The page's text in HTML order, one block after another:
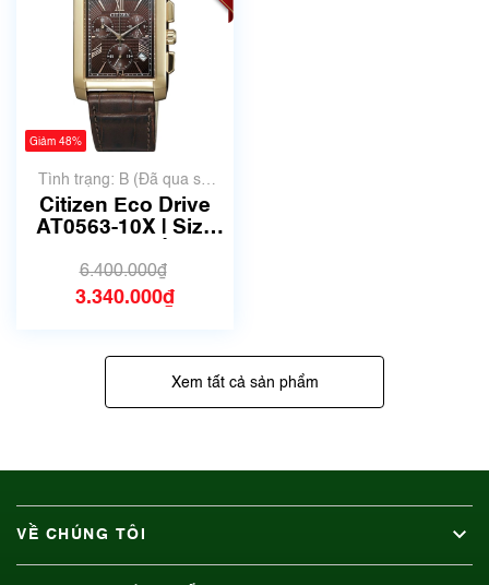
Giảm 48%
Tình trạng: B (Đã qua sử
dụng, hàng đẹp, có chút
xước dăm)
Citizen Eco Drive
AT0563-10X | Size
6.400.000₫
3.340.000₫
Xem tất cả sản phẩm
VỀ CHÚNG TÔI